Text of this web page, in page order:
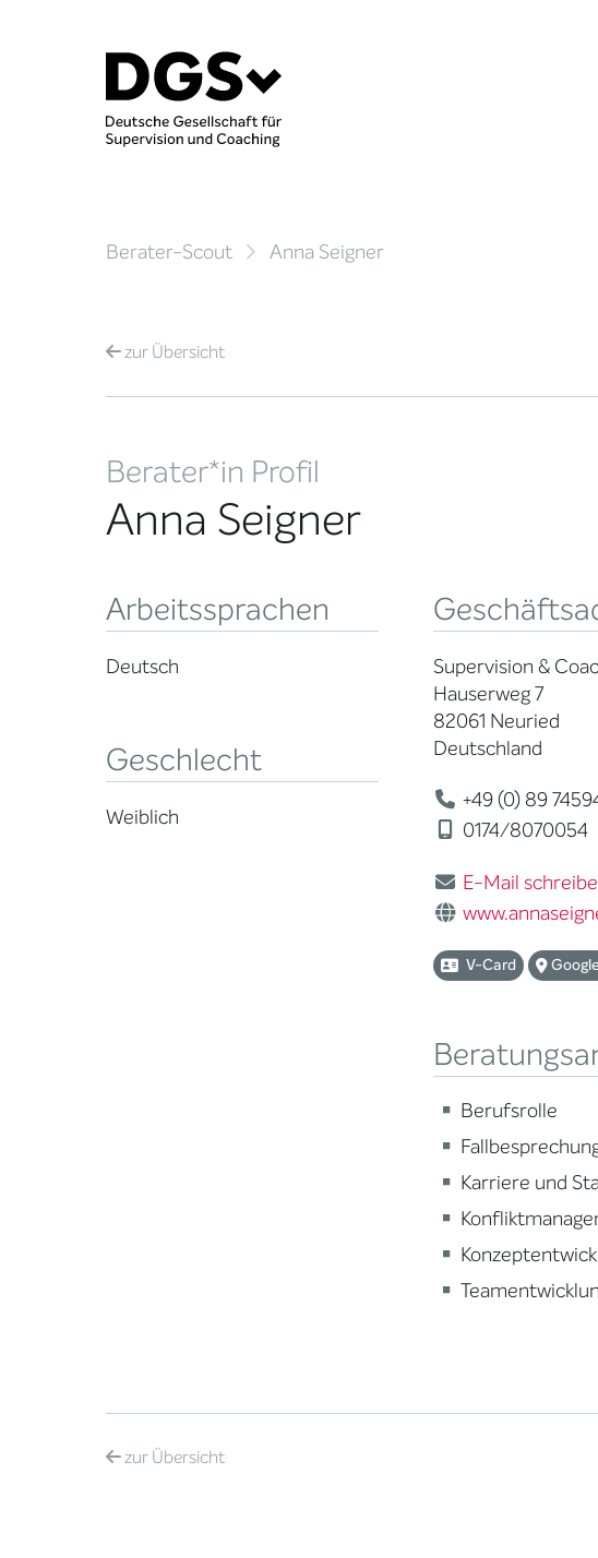
Berater-Scout Anna Seigner
zurÜbersicht
Berater*in Profil
Anna Seigner
Arbeitssprachen
Deutsch
Geschlecht
Weiblich
Supervision &
Hauserweg 7
82061 Neuried
Deutschland
+49 (0) 89
0174/8070054
E-Mail
V-Card
Berufsrolle
Karriere und
zurÜbersicht